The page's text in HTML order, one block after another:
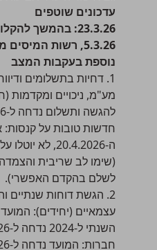
עדכונים שוטפים
23.3.26: בהמשך
5.3.26, רשות
נוספת בעקבות המצב
1. דחיות בתשלומים ודיווחים שוטפים
מע"מ, ניכויים ומקדמות
להגשה ותשלום נדחה ל-26.3.2026.
חדשות טובות על
ה-20.4.2026, לא
(שימו לב שריבית והצמדה
לשלם בהקדם האפשרי).
2. הגשת דוחות שנתיים והצהרות הון
עצמאיים (יחידים):
השנתי ל-2024 נדחה ל-29.4.2026.
חברות: המועד נדחה ל-31.5.2026.